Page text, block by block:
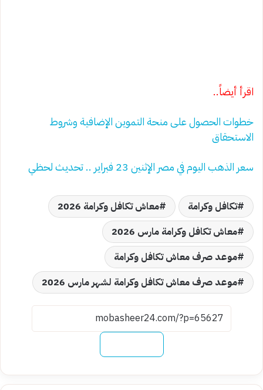
اقرأ أيضاً..
خطوات الحصول على منحة التموين الإضافية وشروط
الاستحقاق
سعر الذهب اليوم في مصر الإثنين 23 فبراير .. تحديث لحظي
تكافل وكرامة
معاش تكافل وكرامة 2026
معاش تكافل وكرامة مارس 2026
موعد صرف معاش تكافل وكرامة
موعد صرف معاش تكافل وكرامة لشهر مارس 2026